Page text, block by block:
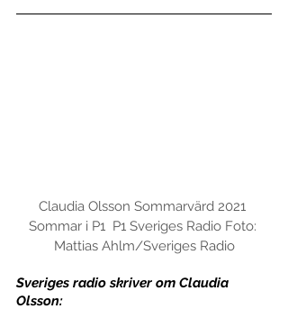
Claudia Olsson Sommarvärd 2021
Sommar i P1  P1 Sveriges Radio Foto:
Mattias Ahlm/Sveriges Radio
Sveriges radio skriver om Claudia
Olsson: